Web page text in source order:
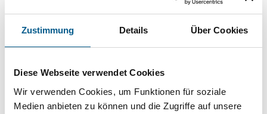
Zustimmung Details Über Cookies
Diese Webseite verwendet Cookies
Wir verwenden Cookies, um Funktionen für soziale
Medien anbieten zu können und die Zugriffe auf unsere
Sie suchen finanzielle Unterstützung für ein
Projekt oder ein Vorhaben? Hier können Sie
direkt über unsere Fördermitteldatenbank und
Stiftungsdatenbank recherchieren. Bei der
Suche bitte die Groß- und Kleinschreibung